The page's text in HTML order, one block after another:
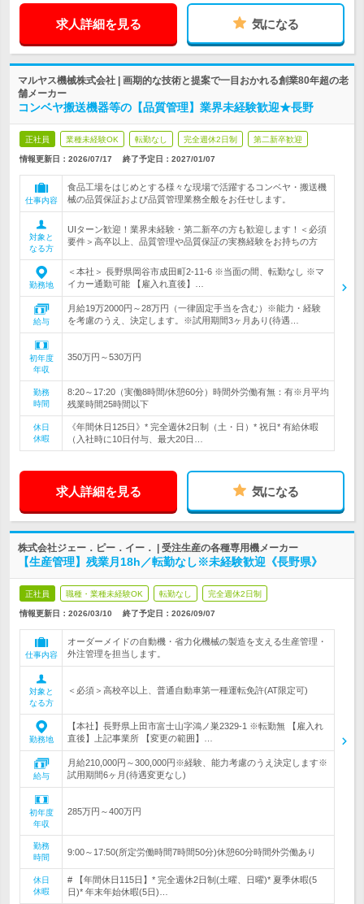
求人詳細を見る 気になる
マルヤス機械株式会社 | 画期的な技術と提案で一目おかれる創業80年超の老
舗メーカー
コンベヤ搬送機器等の【品質管理】業界未経験歓迎★長野
正社員 業種未経験OK 転勤なし 完全週休2日制 第二新卒歓迎
情報更新日：2026/07/17 終了予定日： 2027/01/07
仕事内容
食品工場をはじめとする様々な現場で活躍するコンベヤ・搬送機
械の品質保証および品質管理業務全般をお任せします。
対象と
なる方
UIターン歓迎！業界未経験・第二新卒の方も歓迎します！＜必須
要件＞高卒以上、品質管理や品質保証の実務経験をお持ちの方
勤務地
＜本社＞ 長野県岡谷市成田町2-11-6 ※当面の間、転勤なし ※マ
イカー通勤可能 【雇入れ直後】…
給与
月給19万2000円～28万円（一律固定手当を含む）※能力・経験
を考慮のうえ、決定します。※試用期間3ヶ月あり(待遇…
初年度
年収
350万円～530万円
勤務
時間
8:20～17:20（実働8時間/休憩60分）時間外労働有無：有※月平均
残業時間25時間以下
休日
休暇
《年間休日125日》* 完全週休2日制（土・日）* 祝日* 有給休暇
（入社時に10日付与、最大20日…
求人詳細を見る 気になる
株式会社ジェー．ピー．イー． | 受注生産の各種専用機メーカー
【生産管理】残業月18h／転勤なし※未経験歓迎《長野県》
正社員 職種・業種未経験OK 転勤なし 完全週休2日制
情報更新日：2026/03/10 終了予定日： 2026/09/07
仕事内容
オーダーメイドの自動機・省力化機械の製造を支える生産管理・
外注管理を担当します。
対象と
なる方
＜必須＞高校卒以上、普通自動車第一種運転免許(AT限定可)
勤務地
【本社】長野県上田市富士山字鴻ノ巣2329-1 ※転勤無 【雇入れ
直後】上記事業所 【変更の範囲】…
給与
月給210,000円～300,000円※経験、能力考慮のうえ決定します※
試用期間6ヶ月(待遇変更なし)
初年度
年収
285万円～400万円
勤務
時間
9:00～17:50(所定労働時間7時間50分)休憩60分時間外労働あり
休日
休暇
# 【年間休日115日】* 完全週休2日制(土曜、日曜)* 夏季休暇(5
日)* 年末年始休暇(5日)…